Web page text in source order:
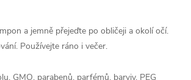
a jemně přejeďte po obličeji a okolí očí.
Používejte ráno i večer.
GMO, parabenů, parfémů, barviv, PEG